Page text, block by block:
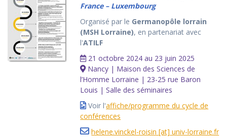
France – Luxembourg
Organisé par le Germanopôle lorrain
(MSH Lorraine), en partenariat avec
l'ATILF
21 octobre 2024 au 23 juin 2025
Nancy | Maison des Sciences de
l’Homme Lorraine | 23-25 rue Baron
Louis | Salle des séminaires
Voir l'affiche/programme du cycle de
conférences
helene.vinckel-roisin [at] univ-lorraine.fr